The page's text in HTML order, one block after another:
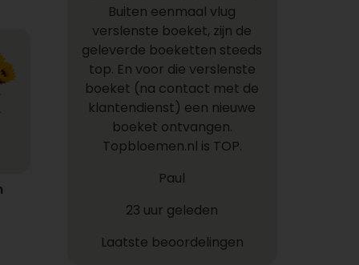
Buiten eenmaal vlug
verslenste boeket, zijn de
geleverde boeketten steeds
top. En voor die verslenste
boeket (na contact met de
klantendienst) een nieuwe
boeket ontvangen.
Topbloemen.nl is TOP.
Paul
23 uur geleden
Laatste beoordelingen